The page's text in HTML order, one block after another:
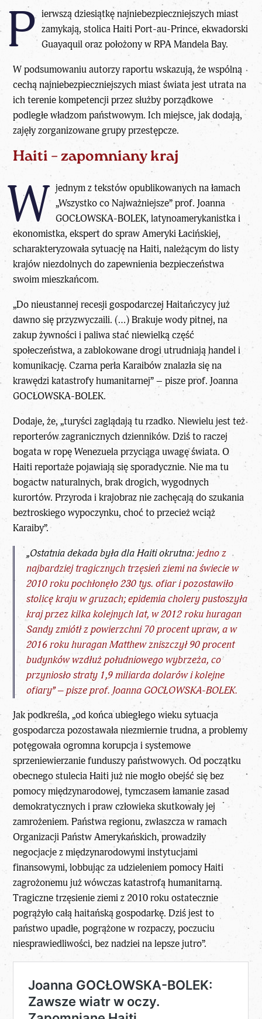
P ierwszą dziesiątkę najniebezpieczniejszych miast
zamykają, stolica Haiti Port-au-Prince, ekwadorski
Guayaquil oraz położony w RPA Mandela Bay.
W podsumowaniu autorzy raportu wskazują, że wspólną
cechą najniebezpieczniejszych miast świata jest utrata na
ich terenie kompetencji przez służby porządkowe
podległe władzom państwowym. Ich miejsce, jak dodają,
zajęły zorganizowane grupy przestępcze.
Haiti – zapomniany kraj
W jednym z tekstów opublikowanych na łamach
„Wszystko co Najważniejsze” prof. Joanna
GOCŁOWSKA-BOLEK, latynoamerykanistka i
ekonomistka, ekspert do spraw Ameryki Łacińskiej,
scharakteryzowała sytuację na Haiti, należącym do listy
krajów niezdolnych do zapewnienia bezpieczeństwa
swoim mieszkańcom.
„Do nieustannej recesji gospodarczej Haitańczycy już
dawno się przyzwyczaili. (…) Brakuje wody pitnej, na
zakup żywności i paliwa stać niewielką część
społeczeństwa, a zablokowane drogi utrudniają handel i
komunikację. Czarna perła Karaibów znalazła się na
krawędzi katastrofy humanitarnej” – pisze prof. Joanna
GOCŁOWSKA-BOLEK.
Dodaje, że, „turyści zaglądają tu rzadko. Niewielu jest też
reporterów zagranicznych dzienników. Dziś to raczej
bogata w ropę Wenezuela przyciąga uwagę świata. O
Haiti reportaże pojawiają się sporadycznie. Nie ma tu
bogactw naturalnych, brak drogich, wygodnych
kurortów. Przyroda i krajobraz nie zachęcają do szukania
beztroskiego wypoczynku, choć to przecież wciąż
Karaiby”.
„Ostatnia dekada była dla Haiti okrutna:jedno z
najbardziej tragicznych trzęsień ziemi na świecie w
2010 roku pochłonęło 230 tys. ofiar i pozostawiło
stolicę kraju w gruzach; epidemia cholery pustoszyła
kraj przez kilka kolejnych lat, w 2012 roku huragan
Sandy zmiótł z powierzchni 70 procent upraw, a w
2016 roku huragan Matthew zniszczył 90 procent
budynków wzdłuż południowego wybrzeża, co
przyniosło straty 1,9 miliarda dolarów i kolejne
ofiary” – pisze prof. Joanna GOCŁOWSKA-BOLEK.
Jak podkreśla, „od końca ubiegłego wieku sytuacja
gospodarcza pozostawała niezmiernie trudna, a problemy
potęgowała ogromna korupcja i systemowe
sprzeniewierzanie funduszy państwowych. Od początku
obecnego stulecia Haiti już nie mogło obejść się bez
pomocy międzynarodowej, tymczasem łamanie zasad
demokratycznych i praw człowieka skutkowały jej
zamrożeniem. Państwa regionu, zwłaszcza w ramach
Organizacji Państw Amerykańskich, prowadziły
negocjacje z międzynarodowymi instytucjami
finansowymi, lobbując za udzieleniem pomocy Haiti
zagrożonemu już wówczas katastrofą humanitarną.
Tragiczne trzęsienie ziemi z 2010 roku ostatecznie
pogrążyło całą haitańską gospodarkę. Dziś jest to
państwo upadłe, pogrążone w rozpaczy, poczuciu
niesprawiedliwości, bez nadziei na lepsze jutro”.